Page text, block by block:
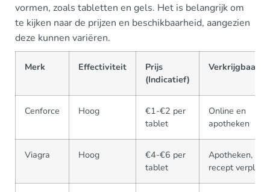
vormen, zoals tabletten en gels. Het is belangrijk om
te kijken naar de prijzen en beschikbaarheid, aangezien
deze kunnen variëren.
Merk Effectiviteit
Prijs
(Indicatief)
Cenforce Hoog
€1-€2 per
tablet
Online en
apotheken
Viagra Hoog
€4-€6 per
tablet
Apotheken,
recept verplicht